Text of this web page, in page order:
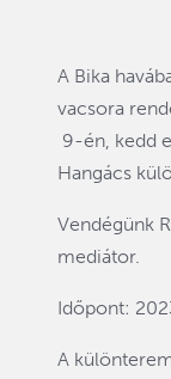
A Bika
vacsora
9-én, kedd
Hangács
Vendégünk
mediátor.
Időpont:
A